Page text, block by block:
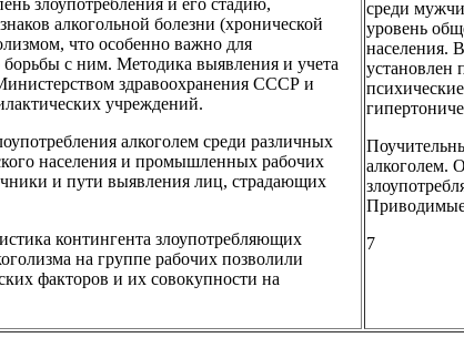
злоупотребления и его стадию,
алкогольной болезни (хронической
что особенно важно для
с ним. Методика выявления и учета
здравоохранения СССР и
учреждений.
алкоголем среди различных
населения и промышленных рабочих
и пути выявления лиц, страдающих
контингента злоупотребляющих
на группе рабочих позволили
факторов и их совокупности на
среди
уровень
населения.
установлен
алкоголем.
Приводимые
7